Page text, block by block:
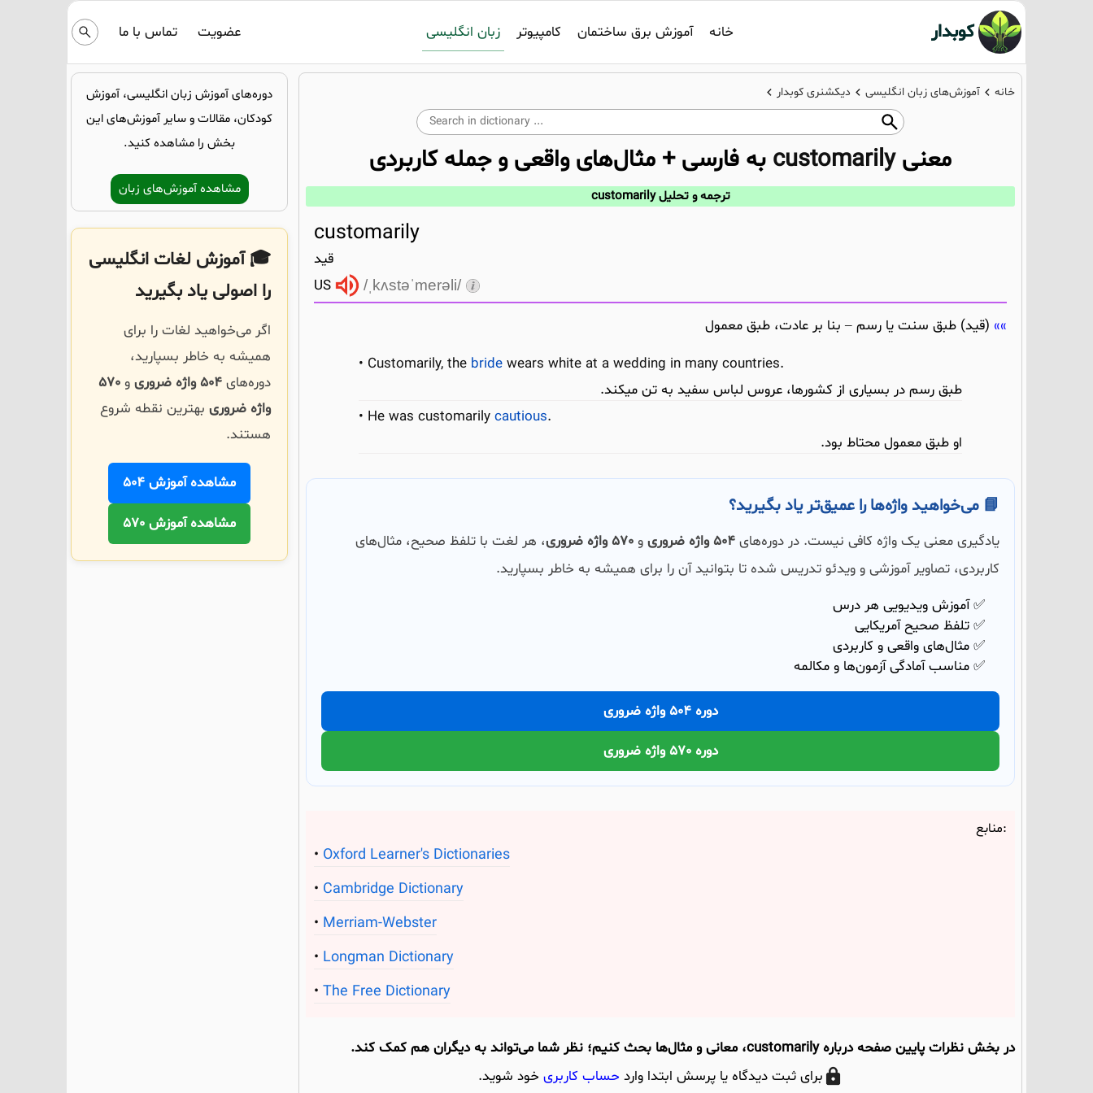
کوبدار خانه آموزش برق ساختمان کامپیوتر زبان انگلیسی عضویت تماس با ما
خانه آموزش‌های زبان انگلیسی دیکشنری کوبدار
معنیcustomarily به فارسی + مثال‌های واقعی و جمله کاربردی
ترجمه و تحلیل customarily
customarily
قید
US
/ˌkʌstəˈmerəli/
(قید) طبق سنت یا رسم – بنا بر عادت، طبق معمول
Customarily, the bride wears white at a wedding in many countries.
طبق رسم در بسیاری از کشورها، عروس لباس سفید به تن میکند.
He was customarily cautious.
او طبق معمول محتاط بود.
📘 می‌خواهید واژه‌ها را عمیق‌تر یاد بگیرید؟
یادگیری معنی یک واژه کافی نیست. در دوره‌های 504 واژه ضروری و 570 واژه ضروری
، هر لغت با تلفظ صحیح، مثال‌های
کاربردی، تصاویر آموزشی و ویدئو تدریس شده تا بتوانید آن را برای همیشه به خاطر بسپارید.
✅ آموزش ویدیویی هر درس
✅ تلفظ صحیح آمریکایی
✅ مثال‌های واقعی و کاربردی
✅ مناسب آمادگی آزمون‌ها و مکالمه
دوره 504 واژه ضروری
دوره 570 واژه ضروری
منابع:
Oxford Learner's Dictionaries
Cambridge Dictionary
Merriam-Webster
Longman Dictionary
The Free Dictionary
در بخش نظرات پایین صفحه درباره customarily، معانی و مثال‌ها بحث کنیم؛ نظر شما می‌تواند به دیگران هم کمک کند.
برای ثبت دیدگاه یا پرسش ابتدا وارد حساب کاربری خود شوید.
دوره‌های آموزش زبان انگلیسی، آموزش
کودکان، مقالات و سایر آموزش‌های این
بخش را مشاهده کنید.
مشاهده آموزش‌های زبان
🎓 آموزش لغات انگلیسی
را اصولی یاد بگیرید
اگر می‌خواهید لغات را برای
همیشه به خاطر بسپارید،
دوره‌های 504 واژه ضروری و 570
واژه ضروری بهترین نقطه شروع
هستند.
مشاهده آموزش 504
مشاهده آموزش 570